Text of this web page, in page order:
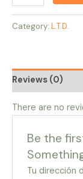
Category: L.T.D.
Reviews (0)
There are no
Be the
Tu dirección